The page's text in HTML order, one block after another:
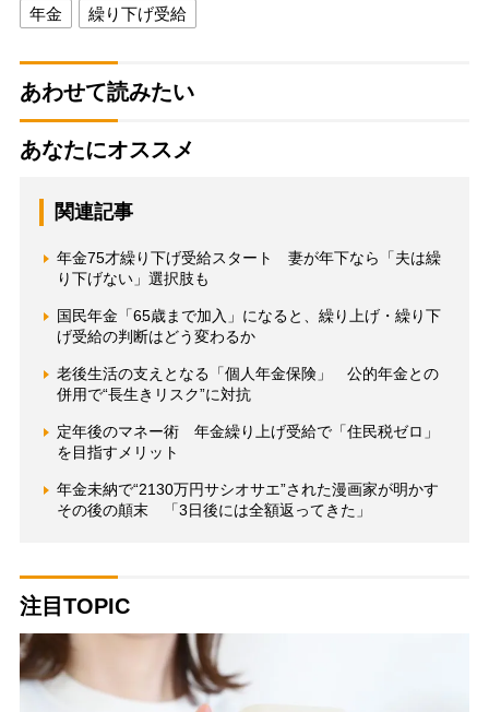
年金 繰り下げ受給
あわせて読みたい
あなたにオススメ
関連記事
年金75才繰り下げ受給スタート 妻が年下なら「夫は繰
り下げない」選択肢も
国民年金「65歳まで加入」になると、繰り上げ・繰り下
げ受給の判断はどう変わるか
老後生活の支えとなる「個人年金保険」 公的年金との
併用で“長生きリスク”に対抗
定年後のマネー術 年金繰り上げ受給で「住民税ゼロ」
を目指すメリット
年金未納で“2130万円サシオサエ”された漫画家が明かす
その後の顛末 「3日後には全額返ってきた」
注目TOPIC